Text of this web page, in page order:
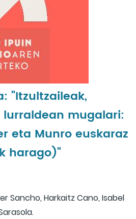
"Itzultzaileak,
mugalari:
eta Munro euskaraz
harago)"
Sancho, Harkaitz Cano, Isabel